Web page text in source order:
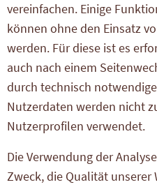
vereinfachen. Einige
können ohne den Einsatz
werden. Für diese ist es
auch nach einem
durch technisch
Nutzerdaten werden nicht
Nutzerprofilen verwendet.
Die Verwendung der
Zweck, die Qualität